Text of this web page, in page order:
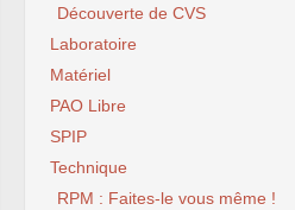
Découverte de CVS
Laboratoire
Matériel
PAO Libre
SPIP
Technique
RPM : Faites-le vous même !